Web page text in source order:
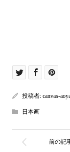
投稿者: canvas-
日本画